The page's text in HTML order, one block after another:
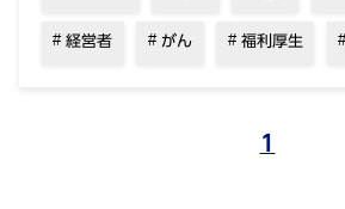
経営者 がん 福利厚生
1